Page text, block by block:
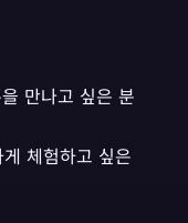
만나고 싶은 분
체험하고 싶은